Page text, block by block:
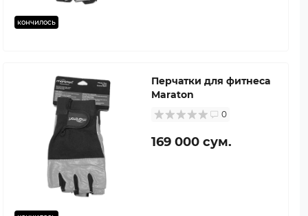
кончилось
Перчатки для фитнеса
Maraton
0
169 000 сум.